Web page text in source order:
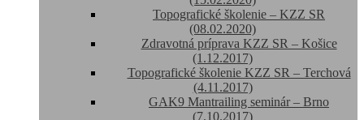
Topografické školenie – KZZ SR
(08.02.2020)
Zdravotná príprava KZZ SR – Košice
(1.12.2017)
Topografické školenie KZZ SR – Terchová
(4.11.2017)
GAK9 Mantrailing seminár – Brno
(7.10.2017)